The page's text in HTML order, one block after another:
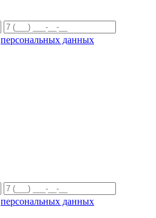
персональных данных
персональных данных